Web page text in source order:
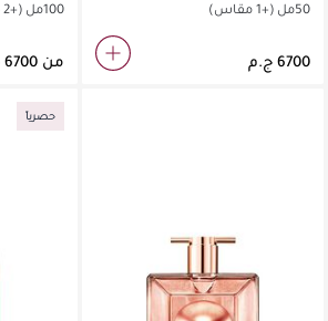
50مل (+1 مقاس) 100مل (+2 مقاسات)
من
حصرياً